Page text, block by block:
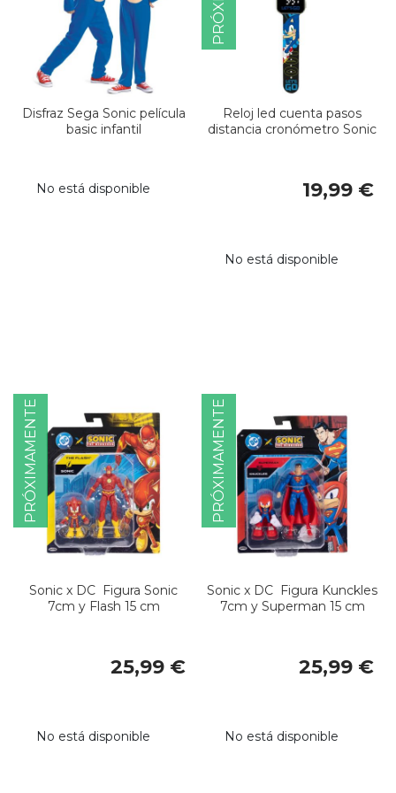
Disfraz Sega Sonic película
basic infantil
No está disponible
Reloj led cuenta pasos
distancia cronómetro Sonic
19,99 €
No está disponible
PRÓXIMAMENTE
Sonic x DC Figura Sonic
7cm y Flash 15 cm
25,99 €
No está disponible
PRÓXIMAMENTE
Sonic x DC Figura Kunckles
7cm y Superman 15 cm
25,99 €
No está disponible